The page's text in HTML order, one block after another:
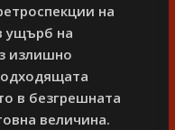
на
ущърб на
излишно
в безгрешната
величина.